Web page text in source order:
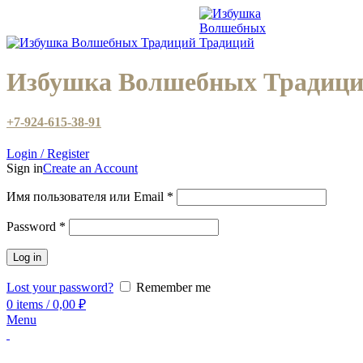
Избушка Волшебных
+7-924-615-38-91
Login / Register
Sign inCreate an Account
Имя пользователя или Email *
Password *
Log in
Lost your password?
Remember me
0 items / 0,00 ₽
Menu